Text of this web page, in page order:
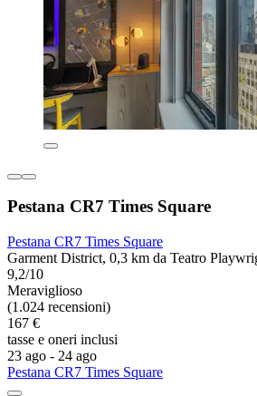
Pestana CR7 Times Square
Pestana CR7 Times Square
Garment District, 0,3 km da Teatro
9,2/10
Meraviglioso
(1.024 recensioni)
167 €
tasse e oneri inclusi
23 ago - 24 ago
Pestana CR7 Times Square